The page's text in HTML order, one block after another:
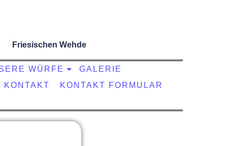
Friesischen Wehde
WÜRFE
GALERIE
KONTAKT
KONTAKT FORMULAR